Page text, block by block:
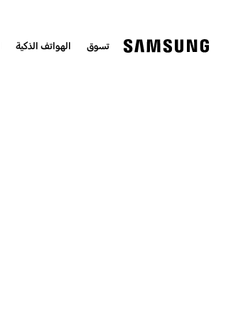
تسوق الهواتف الذكية